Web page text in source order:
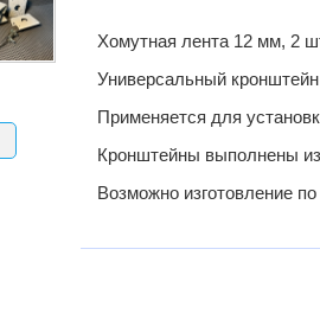
Хомутная лента 12 мм, 2
Универсальный
Применяется для
Кронштейны выполнены
Возможно изготовление